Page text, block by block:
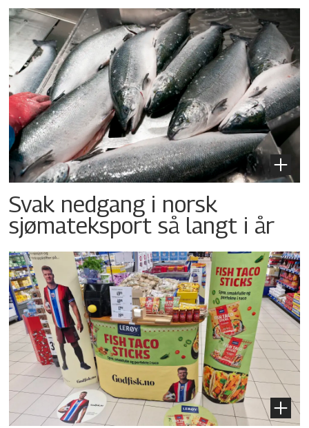
Svak nedgang i norsk
sjømateksport så langt i år